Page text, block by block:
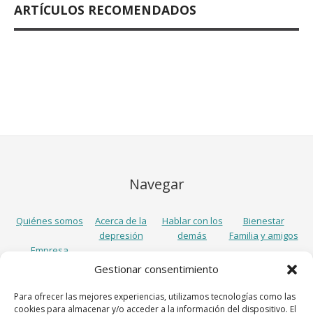
Gestionar consentimiento
Para ofrecer las mejores experiencias, utilizamos tecnologías como las
cookies para almacenar y/o acceder a la información del dispositivo. El
ARTÍCULOS RECOMENDADOS
Navegar
Quiénes somos
Acerca de la
depresión
Hablar con los
demás
Bienestar
Familia y amigos
Empresa
Síguenos